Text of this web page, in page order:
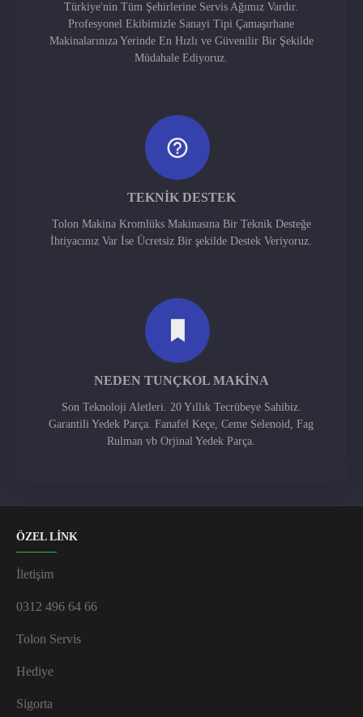
Türkiye'nin Tüm Şehirlerine Servis Ağımız Vardır.
Profesyonel Ekibimizle Sanayi Tipi Çamaşırhane
Makinalarınıza Yerinde En Hızlı ve Güvenilir Bir Şekilde
Müdahale Ediyoruz.
TEKNIK DESTEK
Tolon Makina Kromlüks Makinasına Bir Teknik Desteğe
İhtiyacınız Var İse Ücretsiz Bir şekilde Destek Veriyoruz.
NEDEN TUNÇKOL MAKINA
Son Teknoloji Aletleri. 20 Yıllık Tecrübeye Sahibiz.
Garantili Yedek Parça. Fanafel Keçe, Ceme Selenoid, Fag
Rulman vb Orjinal Yedek Parça.
ÖZEL LİNK
İletişim
0312 496 64 66
Tolon Servis
Hediye
Sigorta